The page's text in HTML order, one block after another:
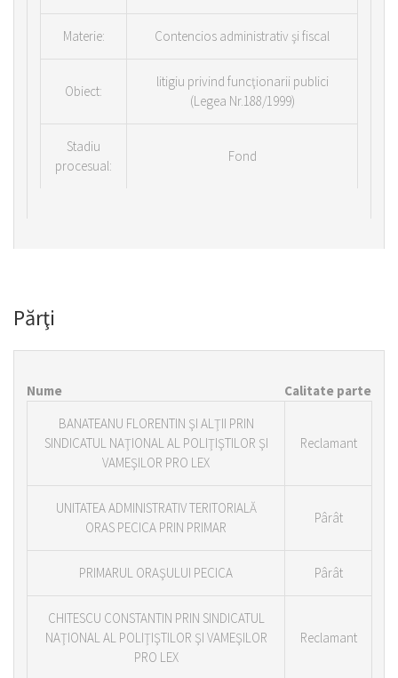
Materie: Contencios administrativ şi fiscal
Obiect:
litigiu privind funcţionarii publici
(Legea Nr.188/1999)
Stadiu
procesual:
Fond
Părţi
Nume
Calitate parte
BANATEANU FLORENTIN ŞI ALŢII PRIN
SINDICATUL NAŢIONAL AL POLIŢIŞTILOR ŞI
VAMEŞILOR PRO LEX
Reclamant
UNITATEA ADMINISTRATIV TERITORIALĂ
ORAS PECICA PRIN PRIMAR
Pârât
PRIMARUL ORAŞULUI PECICA Pârât
CHITESCU CONSTANTIN PRIN SINDICATUL
NAŢIONAL AL POLIŢIŞTILOR ŞI VAMEŞILOR
PRO LEX
Reclamant